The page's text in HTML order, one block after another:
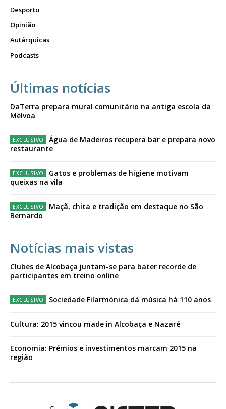
Desporto
Opinião
Autárquicas
Podcasts
Últimas notícias
DaTerra prepara mural comunitário na antiga escola da
Mélvoa
Água de Madeiros recupera bar e prepara novo
restaurante
Gatos e problemas de higiene motivam
queixas na vila
Maçã, chita e tradição em destaque no São
Bernardo
Notícias mais vistas
Clubes de Alcobaça juntam-se para bater recorde de
participantes em treino online
Sociedade Filarmónica dá música há 110 anos
Cultura: 2015 vincou made in Alcobaça e Nazaré
Economia: Prémios e investimentos marcam 2015 na
região